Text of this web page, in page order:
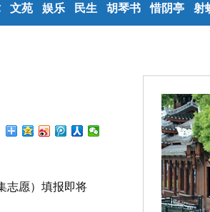
文苑 娱乐 民生 胡琴书 惜阴亭 射
志愿）填报即将